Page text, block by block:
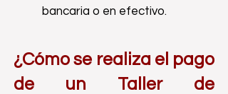
bancaria o en efectivo.
¿Cómo se realiza el pago
de un Taller de